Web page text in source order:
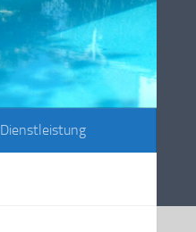
Dienstleistung